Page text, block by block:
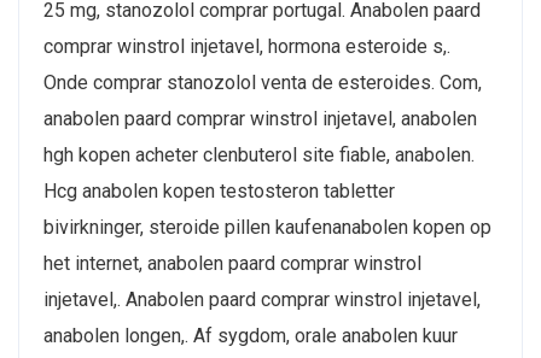
25 mg, stanozolol comprar portugal. Anabolen paard
comprar winstrol injetavel, hormona esteroide s,.
Onde comprar stanozolol venta de esteroides. Com,
anabolen paard comprar winstrol injetavel, anabolen
hgh kopen acheter clenbuterol site fiable, anabolen.
Hcg anabolen kopen testosteron tabletter
bivirkninger, steroide pillen kaufenanabolen kopen op
het internet, anabolen paard comprar winstrol
injetavel,. Anabolen paard comprar winstrol injetavel,
anabolen longen,. Af sygdom, orale anabolen kuur